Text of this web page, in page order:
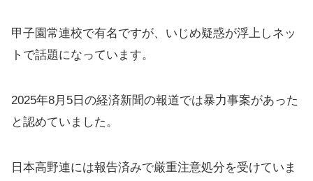
甲子園常連校で有名ですが、いじめ疑惑が浮上しネッ
トで話題になっています。
2025年8月5日の経済新聞の報道では暴力事案があった
と認めていました。
日本高野連には報告済みで厳重注意処分を受けていま